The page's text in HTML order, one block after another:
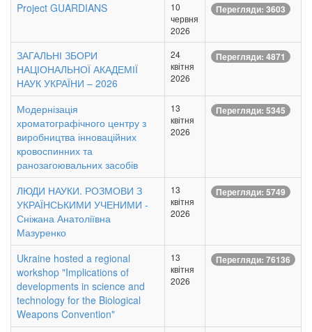
Project GUARDIANS
10
червня
2026
Перегляди: 3603
ЗАГАЛЬНІ ЗБОРИ
НАЦІОНАЛЬНОЇ АКАДЕМІЇ
НАУК УКРАЇНИ – 2026
24
квітня
2026
Перегляди: 4871
Модернізація
хроматографічного центру з
виробництва інноваційних
кровоспинних та
ранозагоювальних засобів
13
квітня
2026
Перегляди: 5345
ЛЮДИ НАУКИ. РОЗМОВИ З
УКРАЇНСЬКИМИ УЧЕНИМИ -
Сніжана Анатоліївна
Мазуренко
13
квітня
2026
Перегляди: 5749
Ukraine hosted a regional
workshop "Implications of
developments in science and
technology for the Biological
Weapons Convention"
13
квітня
2026
Перегляди: 76136